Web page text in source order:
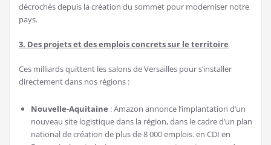
décrochés depuis la création du sommet pour moderniser notre
pays.
3. Des projets et des emplois concrets sur le territoire
Ces milliards quittent les salons de Versailles pour s’installer
directement dans nos régions :
Nouvelle-Aquitaine : Amazon annonce l’implantation d’un
nouveau site logistique dans la région, dans le cadre d’un plan
national de création de plus de 8 000 emplois. en CDI en